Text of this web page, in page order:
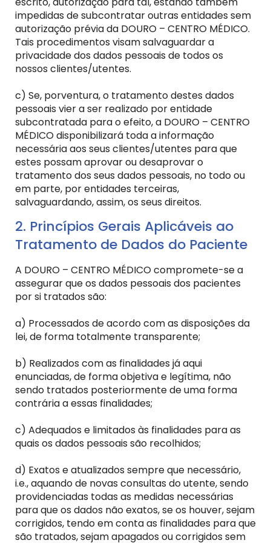
impedidas de subcontratar outras entidades sem
autorização prévia da DOURO – CENTRO MÉDICO.
Tais procedimentos visam salvaguardar a
privacidade dos dados pessoais de todos os
nossos clientes/utentes.
c) Se, porventura, o tratamento destes dados
pessoais vier a ser realizado por entidade
subcontratada para o efeito, a DOURO – CENTRO
MÉDICO disponibilizará toda a informação
necessária aos seus clientes/utentes para que
estes possam aprovar ou desaprovar o
tratamento dos seus dados pessoais, no todo ou
em parte, por entidades terceiras,
salvaguardando, assim, os seus direitos.
2. Princípios Gerais Aplicáveis ao
Tratamento de Dados do Paciente
A DOURO – CENTRO MÉDICO compromete-se a
assegurar que os dados pessoais dos pacientes
por si tratados são:
a) Processados de acordo com as disposições da
lei, de forma totalmente transparente;
b) Realizados com as finalidades já aqui
enunciadas, de forma objetiva e legítima, não
sendo tratados posteriormente de uma forma
contrária a essas finalidades;
c) Adequados e limitados às finalidades para as
quais os dados pessoais são recolhidos;
d) Exatos e atualizados sempre que necessário,
i.e., aquando de novas consultas do utente, sendo
providenciadas todas as medidas necessárias
para que os dados não exatos, se os houver, sejam
corrigidos, tendo em conta as finalidades para que
são tratados, sejam apagados ou corrigidos sem